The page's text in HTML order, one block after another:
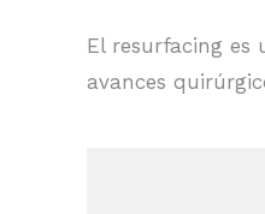
El resurfacing es
avances